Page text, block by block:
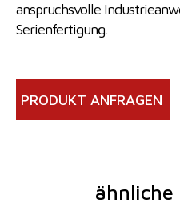
anspruchsvolle
Serienfertigung.
PRODUKT ANFRAGEN
ähnliche